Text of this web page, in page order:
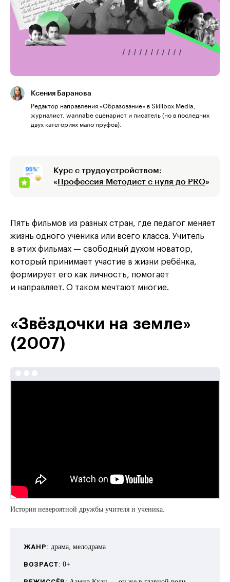
Ксения Баранова
Редактор направления «Образование» в Skillbox Media,
журналист, wannabe сценарист и писатель (но в последних
двух категориях мало пруфов).
Курс с трудоустройством:
« Профессия Методист с нуля до PRO»
Пять фильмов из разных стран, где педагог меняет
жизнь одного ученика или всего класса. Учитель
в этих фильмах — свободный духом новатор,
который принимает участие в жизни ребёнка,
формирует его как личность, помогает
и направляет. О таком мечтают многие.
«Звёздочки на земле»
(2007)
История невероятной дружбы учителя и ученика.
ЖАНР : драма, мелодрама
ВОЗРАСТ: 0+